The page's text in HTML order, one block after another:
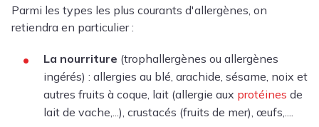
Parmi les types les plus courants d'allergènes, on
retiendra en particulier :
La nourriture (trophallergènes ou allergènes
ingérés) : allergies au blé, arachide, sésame, noix et
autres fruits à coque, lait (allergie aux protéines de
lait de vache,...), crustacés (fruits de mer), œufs,....